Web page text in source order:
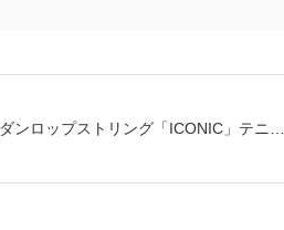
ダンロップストリング「ICONIC」テニ…